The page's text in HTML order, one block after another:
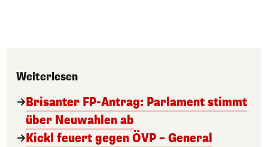
Weiterlesen
Brisanter FP-Antrag: Parlament stimmt
über Neuwahlen ab
Kickl feuert gegen ÖVP – General